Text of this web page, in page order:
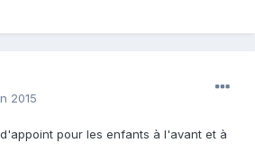
2015
pour les enfants à l'avant et à